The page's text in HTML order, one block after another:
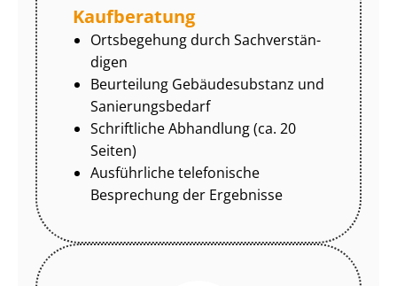
Kaufberatung
Ortsbegehung durch Sach­ver­stän­
di­gen
Beurteilung Gebäudesubstanz und
Sa­nie­rungs­be­darf
Schriftliche Abhandlung (ca. 20
Seiten)
Ausführliche telefonische
Besprechung der Ergebnisse